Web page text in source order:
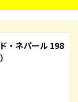
・ネパール 198